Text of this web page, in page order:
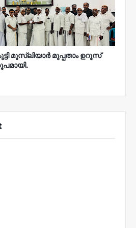
മുസ്‌ലിയാർ മുപ്പതാം ഉറൂസ്‌